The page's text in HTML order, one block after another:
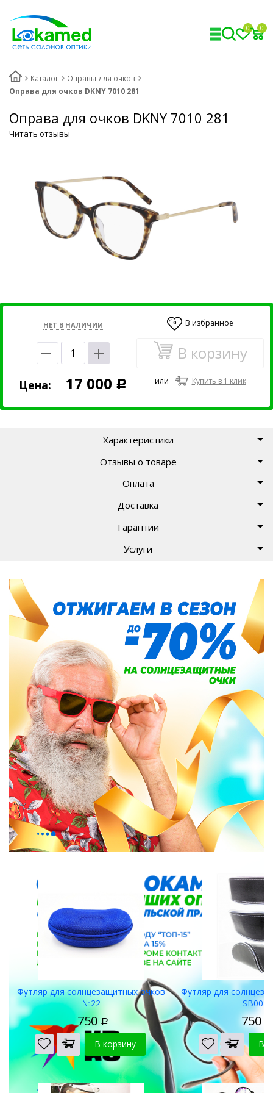
0 0
Каталог
Оправы для очков
Оправа для очков DKNY 7010 281
Оправа для очков DKNY 7010 281
Читать отзывы
НЕТ В НАЛИЧИИ
Цена: 17 000 Р
0 В избранное
В корзину
или Купить в 1 клик
Характеристики
Отзывы о товаре
Оплата
Доставка
Гарантии
Услуги
Футляр для солнцезащитных очков
№22
750 Р
В корзину
Футляр для
SB001
750
В
Салфетки